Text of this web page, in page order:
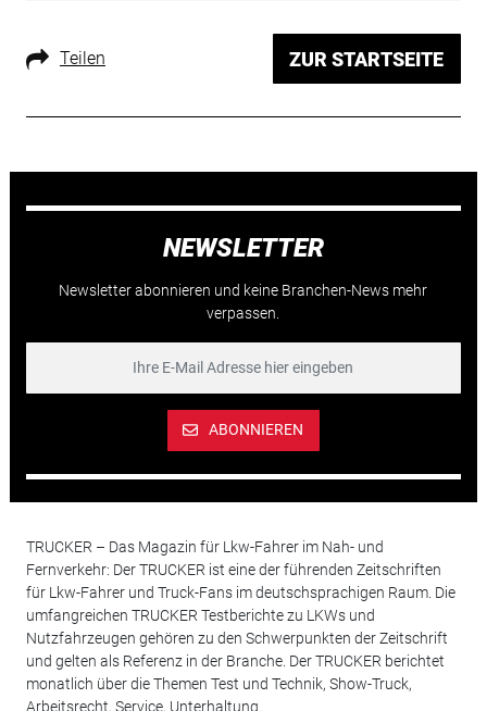
Teilen ZUR STARTSEITE
NEWSLETTER
Newsletter abonnieren und keine Branchen-News mehr
verpassen.
ABONNIEREN
TRUCKER – Das Magazin für Lkw-Fahrer im Nah- und
Fernverkehr: Der TRUCKER ist eine der führenden Zeitschriften
für Lkw-Fahrer und Truck-Fans im deutschsprachigen Raum. Die
umfangreichen TRUCKER Testberichte zu LKWs und
Nutzfahrzeugen gehören zu den Schwerpunkten der Zeitschrift
und gelten als Referenz in der Branche. Der TRUCKER berichtet
monatlich über die Themen Test und Technik, Show-Truck,
Arbeitsrecht, Service, Unterhaltung.